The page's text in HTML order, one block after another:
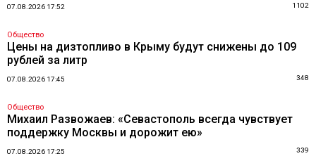
07.08.2026 17:52 1102
Общество
Цены на дизтопливо в Крыму будут снижены до 109
рублей за литр
07.08.2026 17:45 348
Общество
Михаил Развожаев: «Севастополь всегда чувствует
поддержку Москвы и дорожит ею»
07.08.2026 17:25 339